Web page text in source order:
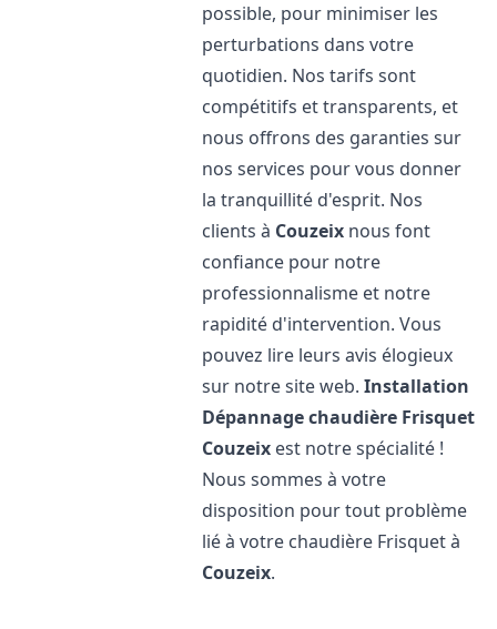
possible, pour minimiser les
perturbations dans votre
quotidien. Nos tarifs sont
compétitifs et transparents, et
nous offrons des garanties sur
nos services pour vous donner
la tranquillité d'esprit. Nos
clients à Couzeix nous font
confiance pour notre
professionnalisme et notre
rapidité d'intervention. Vous
pouvez lire leurs avis élogieux
sur notre site web.Installation
Dépannage chaudière Frisquet
Couzeix est notre spécialité !
Nous sommes à votre
disposition pour tout problème
lié à votre chaudière Frisquet à
Couzeix.